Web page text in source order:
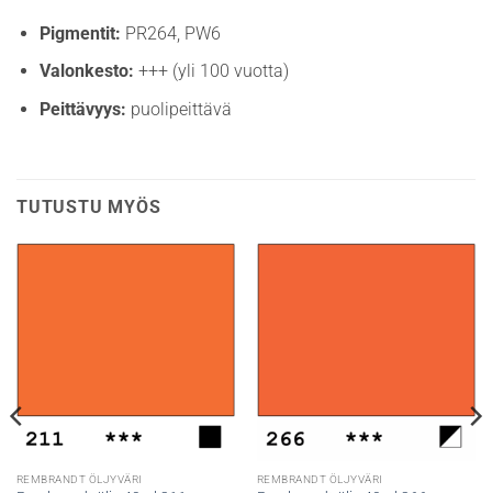
Pigmentit: PR264, PW6
Valonkesto: +++ (yli 100 vuotta)
Peittävyys: puolipeittävä
TUTUSTU MYÖS
REMBRANDT ÖLJYVÄRI REMBRANDT ÖLJYVÄRI